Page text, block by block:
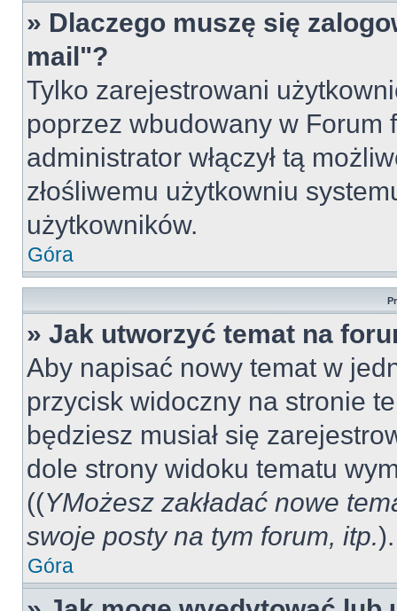
» Dlaczego muszę się
mail"?
Tylko zarejestrowani
poprzez wbudowany w Forum
administrator włączył tą
złośliwemu użytkowniu
użytkowników.
Góra
» Jak utworzyć temat na
Aby napisać nowy temat w
przycisk widoczny na stronie
będziesz musiał się
dole strony widoku tematu
((YMożesz zakładać nowe
swoje posty na tym forum, itp.).
Góra